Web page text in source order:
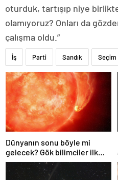
oturduk, tartışıp niye
olamıyoruz? Onları da
çalışma oldu.”
İş Parti Sandık Seçim
Dünyanın sonu böyle mi
gelecek? Gök bilimciler ilk
kez sönen yıldızın gezegeni
yutmasına tanık oldu